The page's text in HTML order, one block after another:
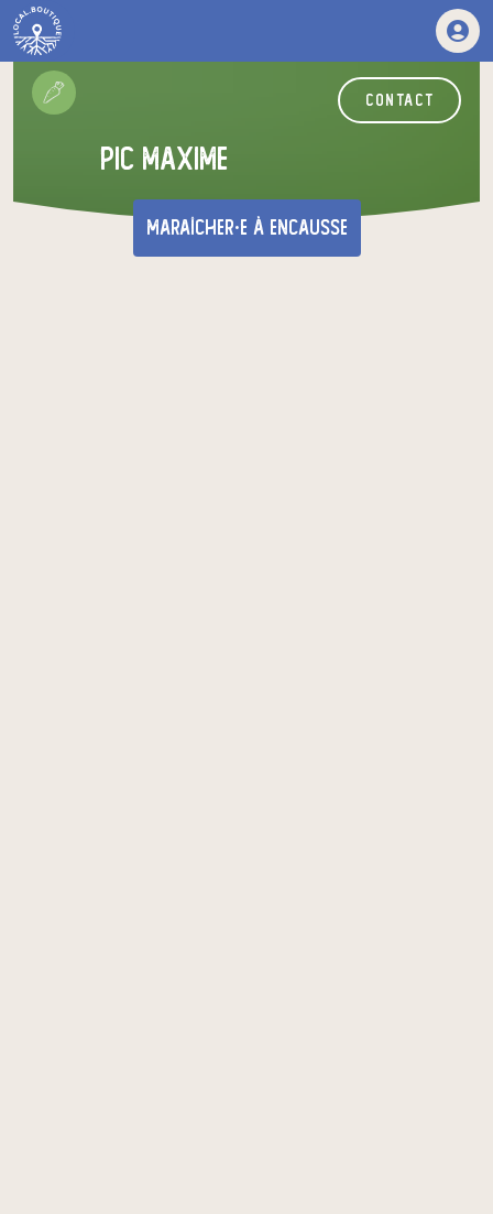
contact
PIC MAXIME
maraîcher·e à Encausse